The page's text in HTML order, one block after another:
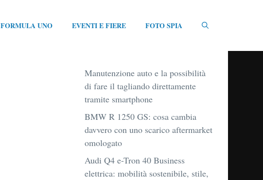
FORMULA UNO EVENTI E FIERE FOTO SPIA
Manutenzione auto e la possibilità
di fare il tagliando direttamente
tramite smartphone
BMW R 1250 GS: cosa cambia
davvero con uno scarico aftermarket
omologato
Audi Q4 e-Tron 40 Business
elettrica: mobilità sostenibile, stile,